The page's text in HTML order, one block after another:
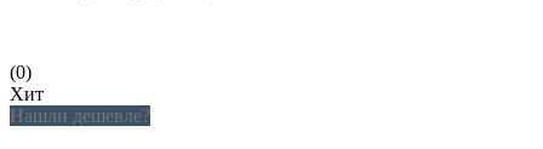
(0)
Хит
Нашли дешевле?